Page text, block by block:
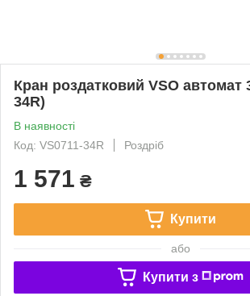
Кран роздатковий VSO автомат
34R)
В наявності
Код: VS0711-34R
Роздріб
1 571 ₴
Купити
або
Купити з